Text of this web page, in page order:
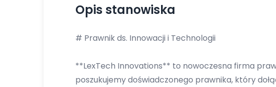
Opis stanowiska
# Prawnik ds. Innowacji i Technologii
**LexTech Innovations** to nowoczesna firma
poszukujemy doświadczonego prawnika, który